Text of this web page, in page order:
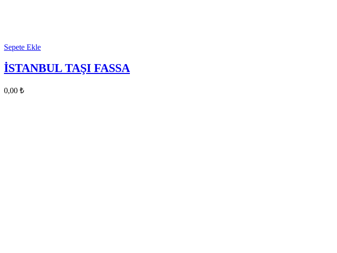
Sepete Ekle
İSTANBUL TAŞI FASSA
0,00 ₺